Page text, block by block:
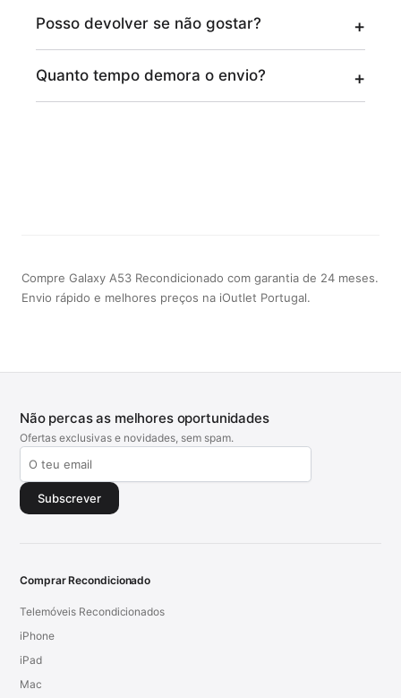
Posso devolver se não gostar?
Quanto tempo demora o envio?
Compre Galaxy A53 Recondicionado com garantia de 24 meses.
Envio rápido e melhores preços na iOutlet Portugal.
Não percas as melhores oportunidades
Ofertas exclusivas e novidades, sem spam.
Subscrever
Comprar Recondicionado
Telemóveis Recondicionados
iPhone
iPad
Mac